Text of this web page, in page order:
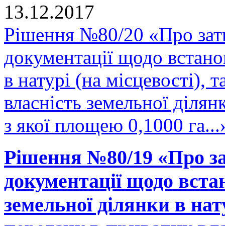
13.12.2017
Рішення №80/20 «Про
документації щодо
в натурі (на місцевості),
власність земельної
з якої площею 0,1000
Рішення №80/19 «Про
документації щодо
земельної ділянки в